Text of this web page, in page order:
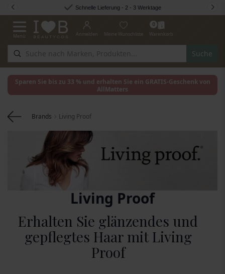
Zum Inhalt springen Schnelle Lieferung - 2 - 3 Werktage
Navigation umschalten
Menü
Suche
Anmelden Meine Wunschliste
0
Warenkorb
Sparen Sie bis zu 33 % und erhalten Sie ein GRATIS-Geschenk von
AllMatters
Brands Living Proof
Living Proof
Erhalten Sie glänzendes und
gepflegtes Haar mit Living
Proof